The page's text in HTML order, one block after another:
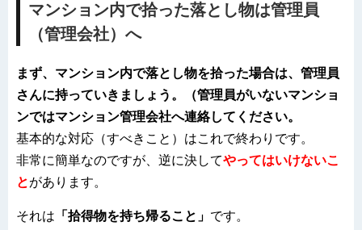
マンション内で拾った落とし物は管理員
（管理会社）へ
まず、マンション内で落とし物を拾った場合は、管理員
さんに持っていきましょう。（管理員がいないマンショ
ンではマンション管理会社へ連絡してください。
基本的な対応（すべきこと）はこれで終わりです。
非常に簡単なのですが、逆に決してやってはいけないこ
とがあります。
それは 「拾得物を持ち帰ること」 です。